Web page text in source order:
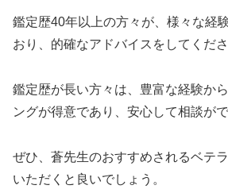
鑑定歴40年以上の方々が、様々な経
おり、的確なアドバイスをしてくださ
鑑定歴が長い方々は、豊富な経験か
ングが得意であり、安心して相談が
ぜひ、蒼先生のおすすめされるベテ
いただくと良いでしょう。